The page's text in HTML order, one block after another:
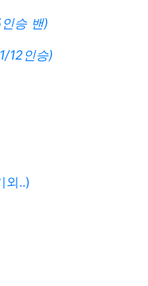
승 밴)
12인승)
외..)